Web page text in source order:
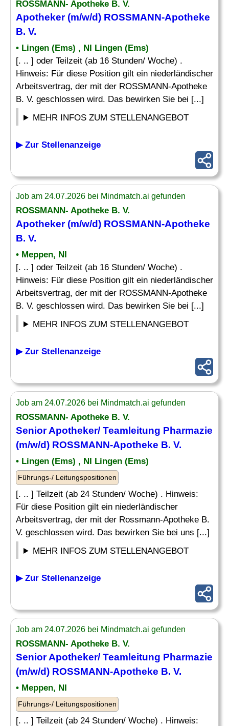
ROSSMANN- Apotheke B. V.
Apotheker(m/w/d) ROSSMANN-Apotheke
B. V.
• Lingen (Ems) , NI Lingen (Ems)
[. .. ] oder Teilzeit (ab 16 Stunden/ Woche) .
Hinweis: Für diese Position gilt ein niederländischer
Arbeitsvertrag, der mit der ROSSMANN-Apotheke
B. V. geschlossen wird. Das bewirken Sie bei [...]
MEHR INFOS ZUM STELLENANGEBOT
▶ Zur Stellenanzeige
Job am 24.07.2026 bei Mindmatch.ai gefunden
ROSSMANN- Apotheke B. V.
Apotheker(m/w/d) ROSSMANN-Apotheke
B. V.
• Meppen, NI
[. .. ] oder Teilzeit (ab 16 Stunden/ Woche) .
Hinweis: Für diese Position gilt ein niederländischer
Arbeitsvertrag, der mit der ROSSMANN-Apotheke
B. V. geschlossen wird. Das bewirken Sie bei [...]
MEHR INFOS ZUM STELLENANGEBOT
▶ Zur Stellenanzeige
Job am 24.07.2026 bei Mindmatch.ai gefunden
ROSSMANN- Apotheke B. V.
SeniorApotheker/ Teamleitung Pharmazie
(m/w/d) ROSSMANN-Apotheke B. V.
• Lingen (Ems) , NI Lingen (Ems)
Führungs-/ Leitungspositionen
[. .. ] Teilzeit (ab 24 Stunden/ Woche) . Hinweis:
Für diese Position gilt ein niederländischer
Arbeitsvertrag, der mit der Rossmann-Apotheke B.
V. geschlossen wird. Das bewirken Sie bei uns [...]
MEHR INFOS ZUM STELLENANGEBOT
▶ Zur Stellenanzeige
Job am 24.07.2026 bei Mindmatch.ai gefunden
ROSSMANN- Apotheke B. V.
SeniorApotheker/ Teamleitung Pharmazie
(m/w/d) ROSSMANN-Apotheke B. V.
• Meppen, NI
Führungs-/ Leitungspositionen
[. .. ] Teilzeit (ab 24 Stunden/ Woche) . Hinweis: